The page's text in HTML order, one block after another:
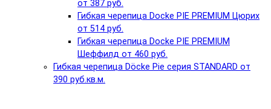
от 387 руб.
Гибкая черепица Docke PIE PREMIUM Цюрих
от 514 руб.
Гибкая черепица Docke PIE PREMIUM
Шеффилд от 460 руб.
Гибкая черепица Döcke Pie серия STANDARD от
390 руб.кв.м.